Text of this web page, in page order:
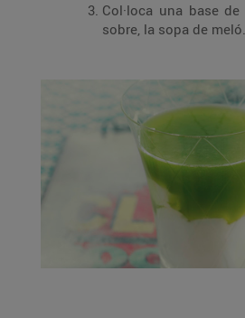
Col·loca una base
sobre, la sopa de